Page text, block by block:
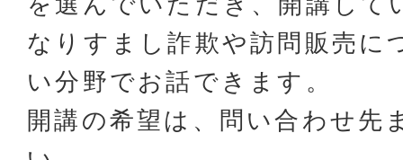
なりすまし詐欺や訪問販売に
い分野でお話できます。
開講の希望は、問い合わせ先